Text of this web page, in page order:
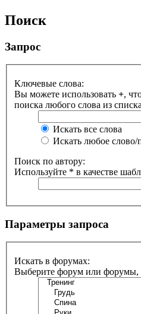
Поиск
Запрос
Ключевые слова:
Вы можете использовать +,
поиска любого слова из
Искать все слова
Искать любое слово/
Поиск по автору:
Используйте * в качестве
Параметры запроса
Искать в форумах:
Выберите форум или форумы,